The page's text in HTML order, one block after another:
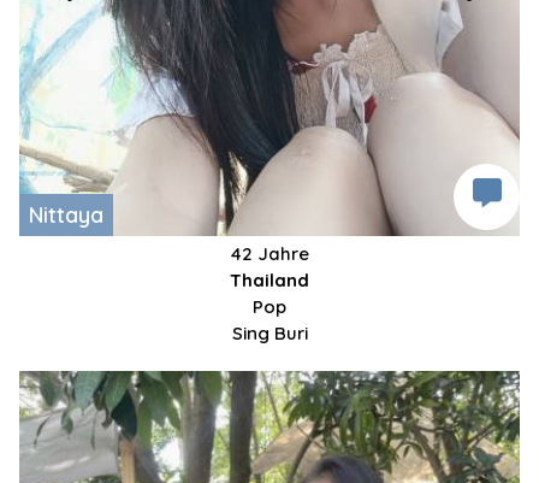
Nittaya
42 Jahre
Thailand
Pop
Sing Buri